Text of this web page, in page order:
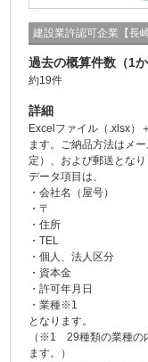
建設業許認可企業【長
過去の概算件数（1か
約19件
詳細
Excelファイル（.xlsx）
ます。ご納品方法はメ
定）、および郵送となり
データ項目は、
・会社名（屋号）
・〒
・住所
・TEL
・個人、法人区分
・資本金
・許可年月日
・業種※1
となります。
（※1 29種類の業種の
ます。）